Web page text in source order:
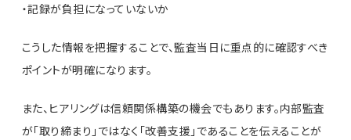
・記録が負担になっていないか
こうした情報を把握することで、監査当日に重点的に確認すべき
ポイントが明確になります。
また、ヒアリングは信頼関係構築の機会でもあります。内部監査
が「取り締まり」ではなく「改善支援」であることを伝えることが